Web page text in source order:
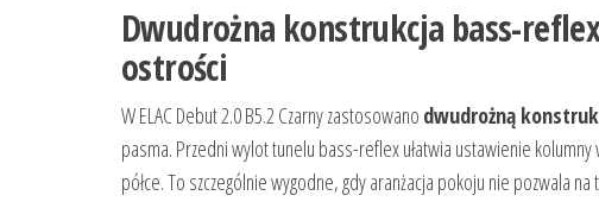
Dwudrożna konstrukcja bass-
ostrości
W ELAC Debut 2.0 B5.2 Czarny zastosowano dwudrożną
pasma. Przedni wylot tunelu bass-reflex ułatwia ustawienie
półce. To szczególnie wygodne, gdy aranżacja pokoju nie pozwala